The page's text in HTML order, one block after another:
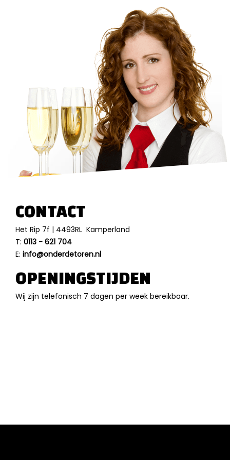
CONTACT
Het Rip 7f | 4493RL Kamperland
T: 0113 - 621 704
E: info@onderdetoren.nl
OPENINGSTIJDEN
Wij zijn telefonisch 7 dagen per week bereikbaar.